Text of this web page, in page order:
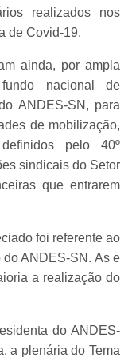
realizados nos
de Covid-19.
ainda, por ampla
nacional de
ANDES-SN, para
de mobilização,
pelo 40º
sindicais do Setor
que entrarem
foi referente ao
do ANDES-SN. As e
a realização do
do ANDES-
a plenária do Tema